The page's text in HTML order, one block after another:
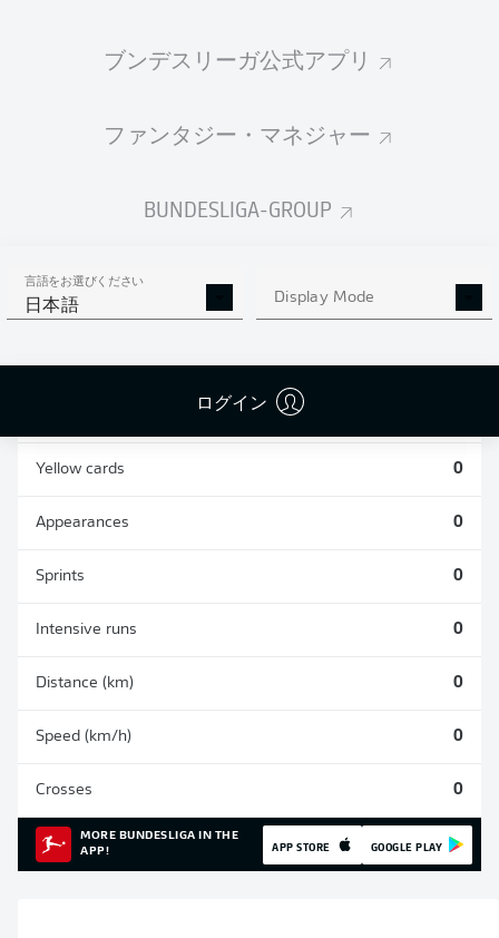
ブンデスリーガ公式アプリ
ファンタジー・マネジャー
BUNDESLIGA-GROUP
言語をお選びください
日本語 Display Mode
ログイン
統計 シーズン 2020/2021
AERIAL DUELS
WON
Yellow cards 0
Appearances 0
Sprints 0
Intensive runs 0
Distance (km) 0
Speed (km/h) 0
Crosses 0
MORE BUNDESLIGA IN THE
APP!
APP STORE GOOGLE PLAY